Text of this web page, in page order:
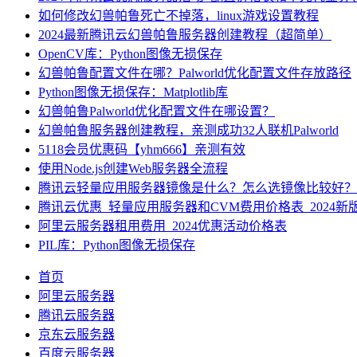
如何修改幻兽帕鲁死亡不掉落，linux游戏设置教程
2024最新腾讯云幻兽帕鲁服务器创建教程（超简单）
OpenCV库：Python图像无损保存
幻兽帕鲁配置文件在哪？Palworld优化配置文件存放路径
Python图像无损保存：Matplotlib库
幻兽帕鲁Palworld优化配置文件在哪设置？
幻兽帕鲁服务器创建教程，亲测成功32人联机Palworld
5118会员优惠码【yhm666】亲测有效
使用Node.js创建Web服务器全流程
腾讯云轻量应用服务器镜像是什么？怎么选镜像比较好？
腾讯云优惠_轻量应用服务器和CVM费用价格表_2024新
阿里云服务器租用费用_2024优惠活动价格表
PIL库：Python图像无损保存
首页
阿里云服务器
腾讯云服务器
京东云服务器
百度云服务器